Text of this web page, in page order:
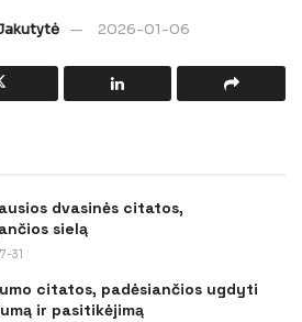
2026-01-06
dvasinės citatos,
sielą
31
citatos, padėsiančios ugdyti
ir pasitikėjimą